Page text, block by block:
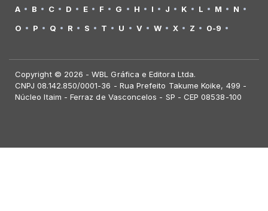
A B C D E F G H I J K L M
N
O
P Q R S T U V W X Z 0-9
Copyright © 2026 - WBL Gráfica e Editora Ltda.
CNPJ 08.142.850/0001-36 - Rua Prefeito Takume Koike, 499 -
Núcleo Itaim - Ferraz de Vasconcelos - SP - CEP 08538-100